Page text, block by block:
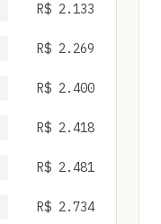
R$ 2.133
R$ 2.269
R$ 2.400
R$ 2.418
R$ 2.481
R$ 2.734